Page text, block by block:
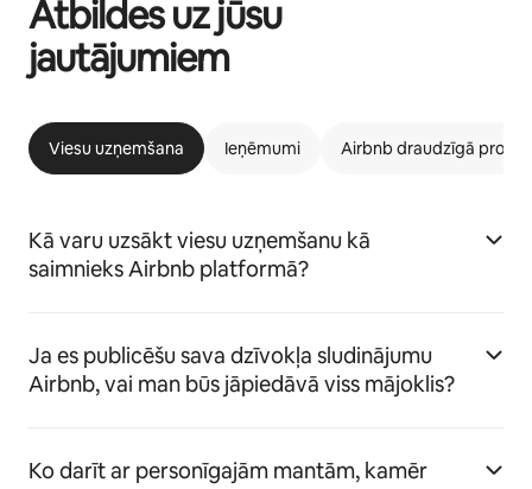
Atbildes uz jūsu
jautājumiem
Viesu uzņemšana Ieņēmumi Airbnb draudzīgā
Kā varu uzsākt viesu uzņemšanu kā
saimnieks Airbnb platformā?
Ja es publicēšu sava dzīvokļa sludinājumu
Airbnb, vai man būs jāpiedāvā viss mājoklis?
Ko darīt ar personīgajām mantām, kamēr